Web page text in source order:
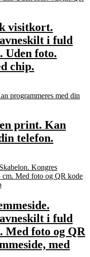
visitkort.
i fuld
Uden foto.
chip.
print. Kan
telefon.
i fuld
Med foto og QR
med